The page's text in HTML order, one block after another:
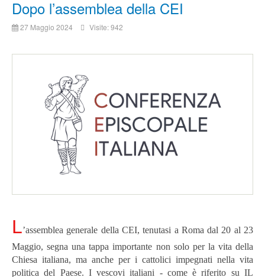
Dopo l’assemblea della CEI
27 Maggio 2024 Visite: 942
L’assemblea generale della CEI, tenutasi a Roma dal 20 al 23
Maggio, segna una tappa importante non solo per la vita della
Chiesa italiana, ma anche per i cattolici impegnati nella vita
politica del Paese. I vescovi italiani - come è riferito su IL